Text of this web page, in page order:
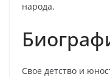
народа.
Свое детство и